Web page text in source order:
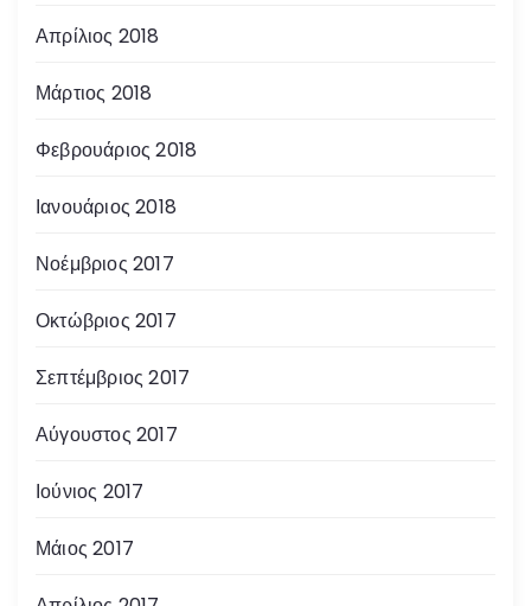
Απρίλιος 2018
Μάρτιος 2018
Φεβρουάριος 2018
Ιανουάριος 2018
Νοέμβριος 2017
Οκτώβριος 2017
Σεπτέμβριος 2017
Αύγουστος 2017
Ιούνιος 2017
Μάιος 2017